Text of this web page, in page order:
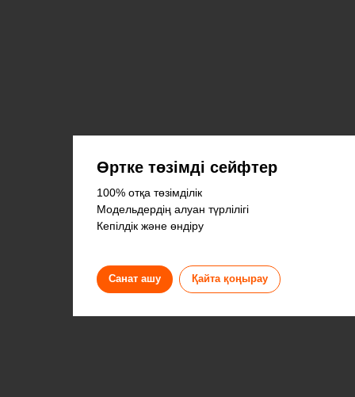
Өртке төзімді сейфтер
100% отқа төзімділік
Модельдердің алуан түрлілігі
Кепілдік және өндіру
Санат ашу Қайта қоңырау